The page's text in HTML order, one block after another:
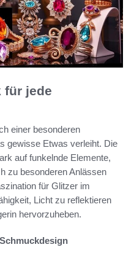
für jede
einer besonderen
gewisse Etwas verleiht. Die
auf funkelnde Elemente,
zu besonderen Anlässen
für Glitzer im
Licht zu reflektieren
hervorzuheben.